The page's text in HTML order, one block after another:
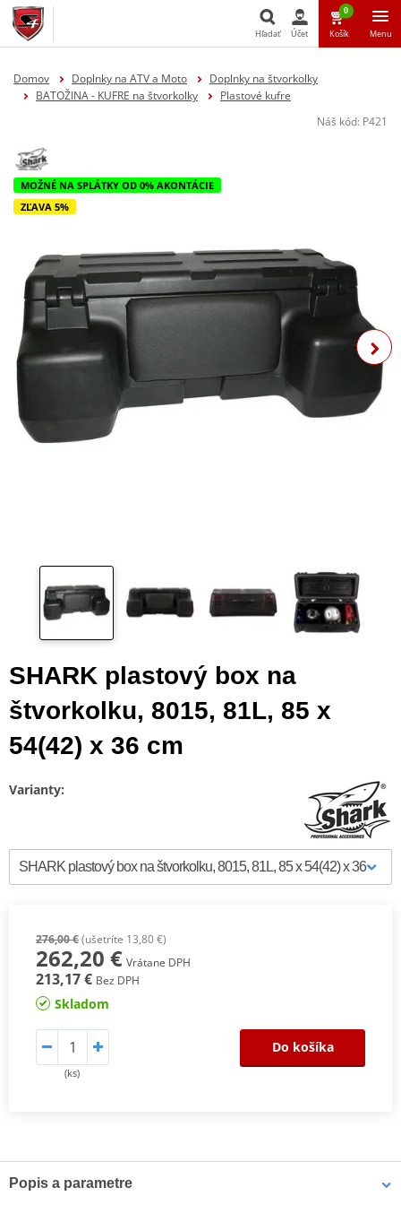
Hľadať Účet
0
Košík Menu
Domov Doplnky na ATV a Moto
Doplnky na štvorkolky
BATOŽINA - KUFRE na štvorkolky
Plastové kufre
Náš kód: P421
MOŽNÉ NA SPLÁTKY OD 0% AKONTÁCIE
ZĽAVA 5%
SHARK plastový box na
štvorkolku, 8015, 81L, 85 x
54(42) x 36 cm
Varianty:
276,00 €(ušetríte 13,80 €)
262,20 € Vrátane DPH
213,17 € Bez DPH
Skladom
(ks)
Do košíka
Popis a parametre